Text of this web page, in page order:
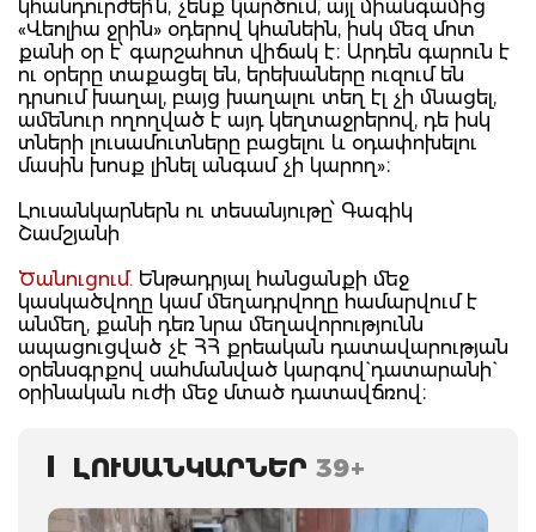
կհանդուրժեի՞ն, չենք կարծում, այլ միանգամից
«Վեոլիա ջրին» օդերով կհանեին, իսկ մեզ մոտ
քանի օր է՝ գարշահոտ վիճակ է։ Արդեն գարուն է
ու օրերը տաքացել են, երեխաները ուզում են
դրսում խաղալ, բայց խաղալու տեղ էլ չի մնացել,
ամենուր ողողված է այդ կեղտաջրերով, դե իսկ
տների լուսամուտները բացելու և օդափոխելու
մասին խոսք լինել անգամ չի կարող»։
Լուսանկարներն ու տեսանյութը՝ Գագիկ
Շամշյանի
Ծանուցում. Ենթադրյալ հանցանքի մեջ
կասկածվողը կամ մեղադրվողը համարվում է
անմեղ, քանի դեռ նրա մեղավորությունն
ապացուցված չէ ՀՀ քրեական դատավարության
օրենսգրքով սահմանված կարգով` դատարանի`
օրինական ուժի մեջ մտած դատավճռով։
ԼՈՒՍԱՆԿԱՐՆԵՐ 39+